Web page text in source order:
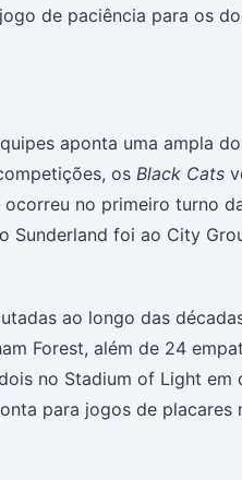
de paciência para os
aponta uma ampla
os Black Cats
no primeiro turno
Sunderland foi ao City
ao longo das
Forest, além de 24
no Stadium of Light em
para jogos de